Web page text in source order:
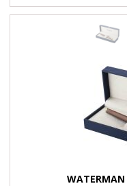
WATERMAN